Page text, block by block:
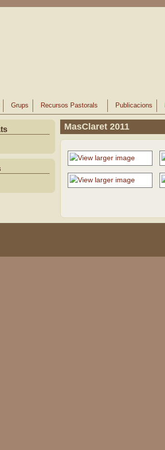
Grups Recursos Pastorals Publicacions
MasClaret 2011